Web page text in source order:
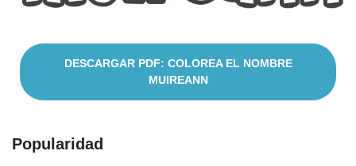
DESCARGAR PDF: COLOREA EL NOMBRE
MUIREANN
Popularidad